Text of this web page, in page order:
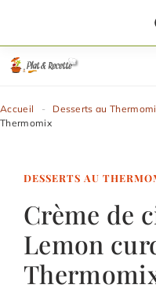
contenu
Accueil - Desserts au
Thermomix
DESSERTS AU
Crème de
Lemon